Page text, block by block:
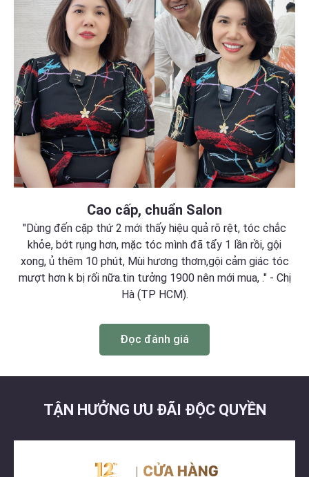
Cao cấp, chuẩn Salon
"Dùng đến cặp thứ 2 mới thấy hiệu quả rõ rệt, tóc chắc
khỏe, bớt rụng hơn, mặc tóc mình đã tẩy 1 lần rồi, gội
xong, ủ thêm 10 phút, Mùi hương thơm,gội cảm giác tóc
mượt hơn k bị rối nữa.tin tưởng 1900 nên mới mua, ." - Chị
Hà (TP HCM).
Đọc đánh giá
TẬN HƯỞNG ƯU ĐÃI ĐỘC QUYỀN